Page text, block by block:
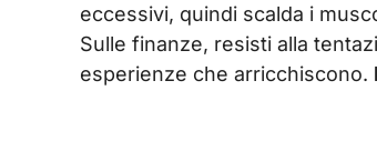
eccessivi, quindi scalda i
Sulle finanze, resisti alla
esperienze che arricchiscono.